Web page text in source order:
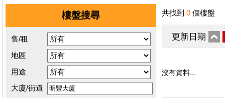
樓盤搜尋
售/租
地區
用途
大廈/街道
共找到 0 個樓盤
更新日期
沒有資料...